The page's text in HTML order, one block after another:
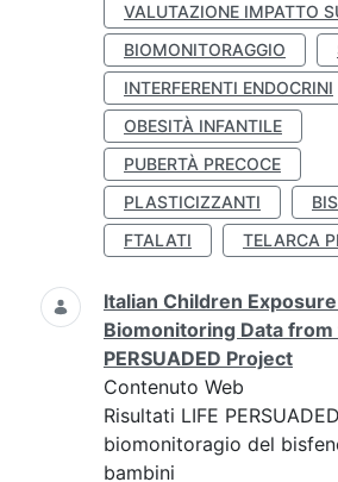
VALUTAZIONE IMPATTO
BIOMONITORAGGIO
INTERFERENTI ENDOCRINI
OBESITÀ INFANTILE
PUBERTÀ PRECOCE
PLASTICIZZANTI
FTALATI
TELARCA
Italian Children
Biomonitoring Data from
PERSUADED Project
Contenuto Web
Risultati LIFE
biomonitoragio del
bambini